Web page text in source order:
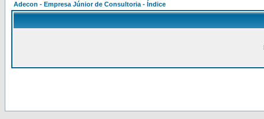
Adecon - Empresa Júnior de Consultoria - Índice